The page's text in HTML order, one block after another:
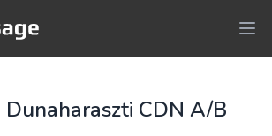
Dunaharaszti CDN A/B